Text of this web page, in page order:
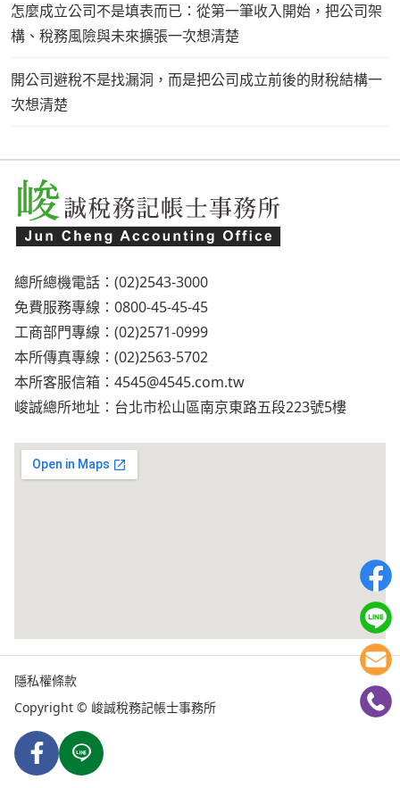
怎麼成立公司不是填表而已：從第一筆收入開始，把公司架
構、稅務風險與未來擴張一次想清楚
開公司避稅不是找漏洞，而是把公司成立前後的財稅結構一
次想清楚
總所總機電話：(02)2543-3000
免費服務專線：0800-45-45-45
工商部門專線：(02)2571-0999
本所傳真專線：(02)2563-5702
本所客服信箱： 4545@4545.com.tw
峻誠總所地址：台北市松山區南京東路五段223號5樓
隱私權條款
Copyright © 峻誠稅務記帳士事務所
Facebook
Line